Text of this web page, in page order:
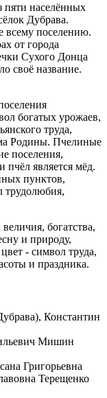
пяти населённых
Дубрава.
всему поселению.
от города
Сухого Донца
своё название.
богатых урожаев,
труда,
Родины. Пчелиные
поселения,
пчёл является мёд.
пунктов,
трудолюбия,
богатства,
и природу,
- символ труда,
и праздника.
Константин
Мишин
Григорьевна
Терещенко